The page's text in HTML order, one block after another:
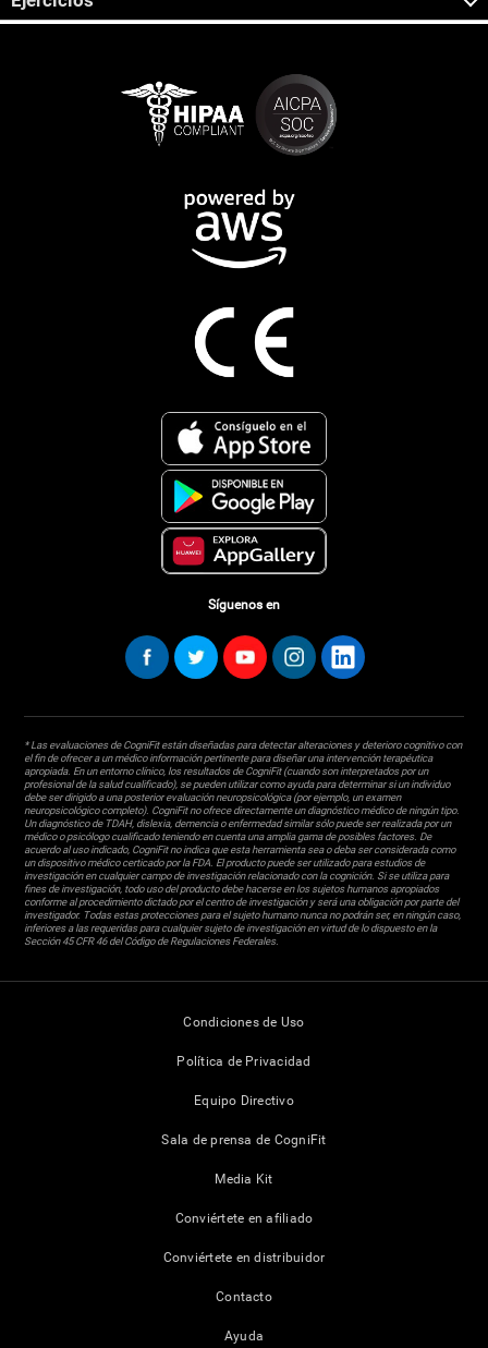
Síguenos en
* Las evaluaciones de CogniFit están diseñadas para detectar alteraciones y deterioro cognitivo con
el fin de ofrecer a un médico información pertinente para diseñar una intervención terapéutica
apropiada. En un entorno clínico, los resultados de CogniFit (cuando son interpretados por un
profesional de la salud cualificado), se pueden utilizar como ayuda para determinar si un individuo
debe ser dirigido a una posterior evaluación neuropsicológica (por ejemplo, un examen
neuropsicológico completo). CogniFit no ofrece directamente un diagnóstico médico de ningún tipo.
Un diagnóstico de TDAH, dislexia, demencia o enfermedad similar sólo puede ser realizada por un
médico o psicólogo cualificado teniendo en cuenta una amplia gama de posibles factores. De
acuerdo al uso indicado, CogniFit no indica que esta herramienta sea o deba ser considerada como
un dispositivo médico certicado por la FDA. El producto puede ser utilizado para estudios de
investigación en cualquier campo de investigación relacionado con la cognición. Si se utiliza para
fines de investigación, todo uso del producto debe hacerse en los sujetos humanos apropiados
conforme al procedimiento dictado por el centro de investigación y será una obligación por parte del
investigador. Todas estas protecciones para el sujeto humano nunca no podrán ser, en ningún caso,
inferiores a las requeridas para cualquier sujeto de investigación en virtud de lo dispuesto en la
Sección 45 CFR 46 del Código de Regulaciones Federales.
Condiciones de Uso
Política de Privacidad
Equipo Directivo
Sala de prensa de CogniFit
Media Kit
Conviértete en afiliado
Conviértete en distribuidor
Contacto
Ayuda